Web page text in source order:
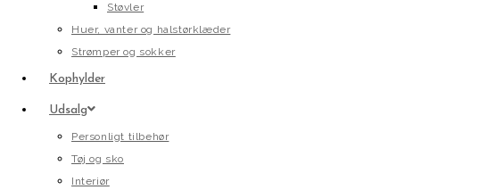
Støvler
Huer, vanter og halstørklæder
Strømper og sokker
Kophylder
Udsalg
Personligt tilbehør
Tøj og sko
Interiør